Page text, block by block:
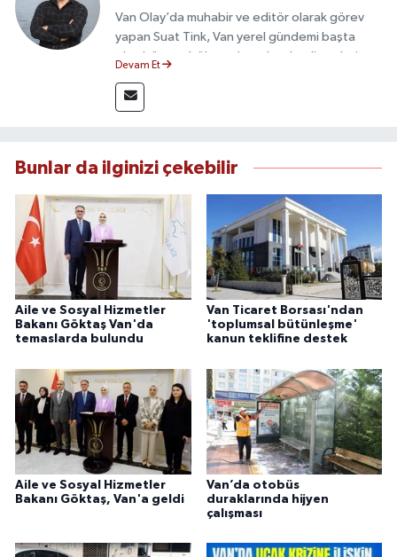
Van Olay’da muhabir ve editör olarak görev
yapan Suat Tink, Van yerel gündemi başta
olmak üzere bölgesel ve ulusal gelişmeleri
mezunu olan Tink, sahadan edindiği bilgilerle
doğruluk, tarafsızlık ve etik ilkeler
Devam Et
Bunlar da ilginizi çekebilir
Aile ve Sosyal Hizmetler
Bakanı Göktaş Van'da
temaslarda bulundu
Van Ticaret Borsası'ndan
'toplumsal bütünleşme'
kanun teklifine destek
Aile ve Sosyal Hizmetler
Bakanı Göktaş, Van'a geldi
Van’da otobüs
duraklarında hijyen
çalışması